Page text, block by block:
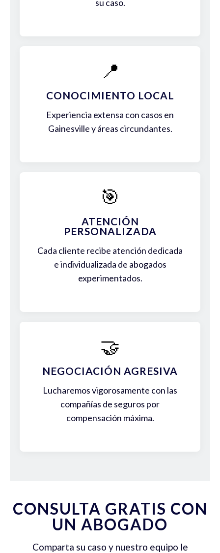
su caso.
📍
CONOCIMIENTO LOCAL
Experiencia extensa con casos en
Gainesville y áreas circundantes.
🎯
ATENCIÓN
PERSONALIZADA
Cada cliente recibe atención dedicada
e individualizada de abogados
experimentados.
🤝
NEGOCIACIÓN AGRESIVA
Lucharemos vigorosamente con las
compañías de seguros por
compensación máxima.
CONSULTA GRATIS CON
UN ABOGADO
Comparta su caso y nuestro equipo le